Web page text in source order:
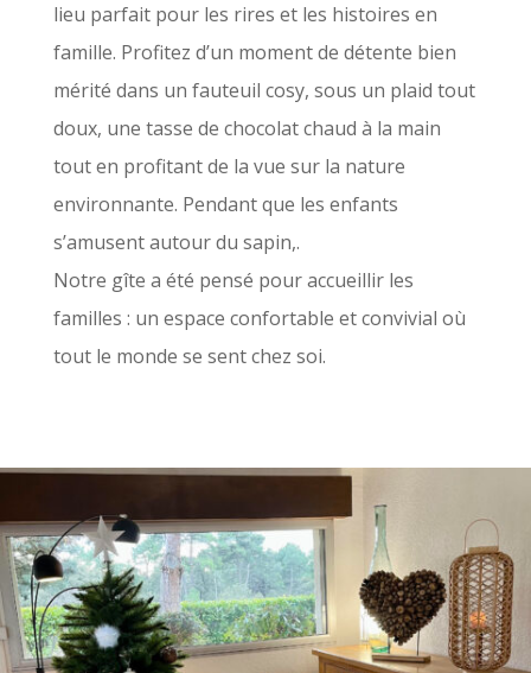
lieu parfait pour les rires et les histoires en
famille. Profitez d’un moment de détente bien
mérité dans un fauteuil cosy, sous un plaid tout
doux, une tasse de chocolat chaud à la main
tout en profitant de la vue sur la nature
environnante. Pendant que les enfants
s’amusent autour du sapin,.
Notre gîte a été pensé pour accueillir les
familles : un espace confortable et convivial où
tout le monde se sent chez soi.